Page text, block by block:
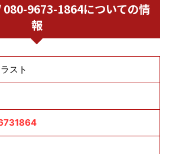
9673-1864についての情
報
スト